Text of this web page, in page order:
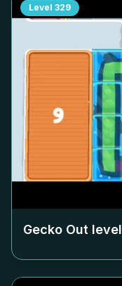
Level 329
Gecko Out level